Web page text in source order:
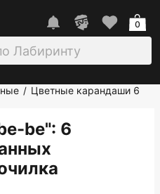
0
/ Цветные карандаши 6
be": 6